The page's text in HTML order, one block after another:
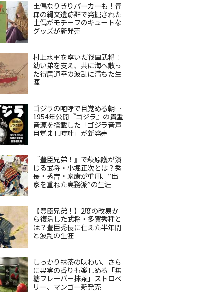
土偶なりきりパーカーも！青
森の縄文遺跡群で発掘された
土偶がモチーフのキュートな
グッズが新発売
村上水軍を率いた戦国武将！
幼い弟を支え、共に海へ散っ
た得居通幸の波乱に満ちた生
涯
ゴジラの咆哮で目覚める朝…
1954年公開『ゴジラ』の貴重
音源を搭載した「ゴジラ音声
目覚まし時計」が新発売
『豊臣兄弟！』で萩原護が演
じる武将・小堀正次とは？秀
長・秀吉・家康が重用、“出
家を重ねた実務派”の生涯
【豊臣兄弟！】2度の改易か
ら復活した武将・多賀秀種と
は？豊臣秀長に仕えた半年間
と波乱の生涯
しっかり抹茶の味わい、さら
に果実の香りも楽しめる「無
糖フレーバー抹茶」ストロベ
リー、マンゴー新発売